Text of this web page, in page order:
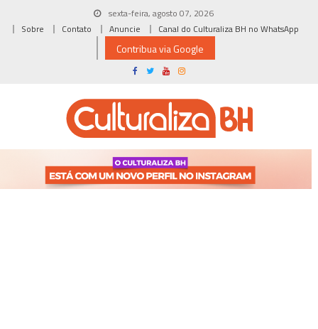
sexta-feira, agosto 07, 2026
Sobre
Contato Anuncie Canal do Culturaliza BH no WhatsApp
Contribua via Google